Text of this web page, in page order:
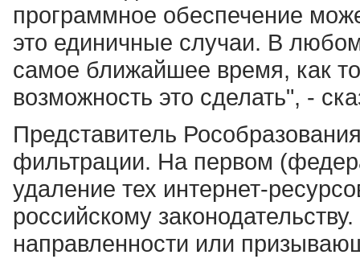
программное обеспечение
это единичные случаи. В
самое ближайшее время, как
возможность это сделать", -
Представитель
фильтрации. На первом
удаление тех интернет-
российскому
направленности или